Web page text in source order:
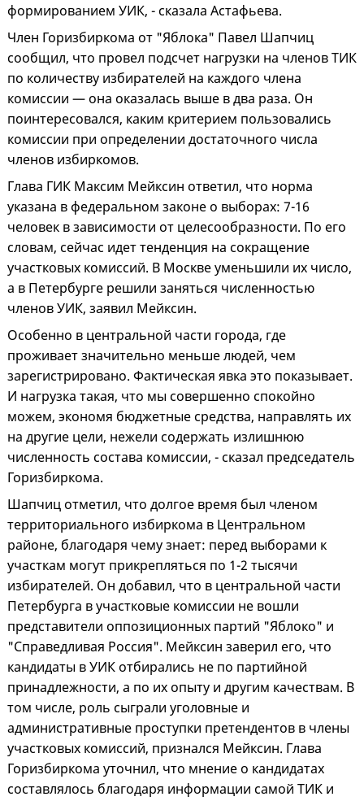
формированием УИК, - сказала Астафьева.
Член Горизбиркома от "Яблока" Павел Шапчиц
сообщил, что провел подсчет нагрузки на членов ТИК
по количеству избирателей на каждого члена
комиссии — она оказалась выше в два раза. Он
поинтересовался, каким критерием пользовались
комиссии при определении достаточного числа
членов избиркомов.
Глава ГИК Максим Мейксин ответил, что норма
указана в федеральном законе о выборах: 7-16
человек в зависимости от целесообразности. По его
словам, сейчас идет тенденция на сокращение
участковых комиссий. В Москве уменьшили их число,
а в Петербурге решили заняться численностью
членов УИК, заявил Мейксин.
Особенно в центральной части города, где
проживает значительно меньше людей, чем
зарегистрировано. Фактическая явка это показывает.
И нагрузка такая, что мы совершенно спокойно
можем, экономя бюджетные средства, направлять их
на другие цели, нежели содержать излишнюю
численность состава комиссии, - сказал председатель
Горизбиркома.
Шапчиц отметил, что долгое время был членом
территориального избиркома в Центральном
районе, благодаря чему знает: перед выборами к
участкам могут прикрепляться по 1-2 тысячи
избирателей. Он добавил, что в центральной части
Петербурга в участковые комиссии не вошли
представители оппозиционных партий "Яблоко" и
"Справедливая Россия". Мейксин заверил его, что
кандидаты в УИК отбирались не по партийной
принадлежности, а по их опыту и другим качествам. В
том числе, роль сыграли уголовные и
административные проступки претендентов в члены
участковых комиссий, признался Мейксин. Глава
Горизбиркома уточнил, что мнение о кандидатах
составлялось благодаря информации самой ТИК и